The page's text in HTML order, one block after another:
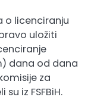
o licenciranju
uložiti
dana od dana
za
iz FSFBiH.